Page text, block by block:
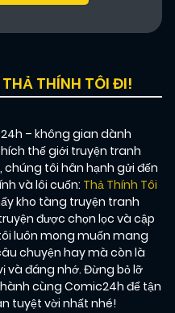
THẢ THÍNH TÔI ĐI!
– không gian dành
thế giới truyện tranh
chúng tôi hân hạnh gửi đến
và lôi cuốn: Thả Thính Tôi
kho tàng truyện tranh
được chọn lọc và cập
luôn mong muốn mang
chuyện hay mà còn là
và đáng nhớ. Đừng bỏ lỡ
cùng Comic24h để tận
tuyệt vời nhất nhé!